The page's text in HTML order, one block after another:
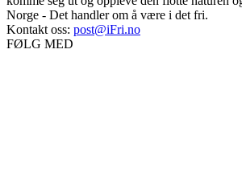
Norge - Det handler om å være i det fri.
Kontakt oss: post@iFri.no
FØLG MED